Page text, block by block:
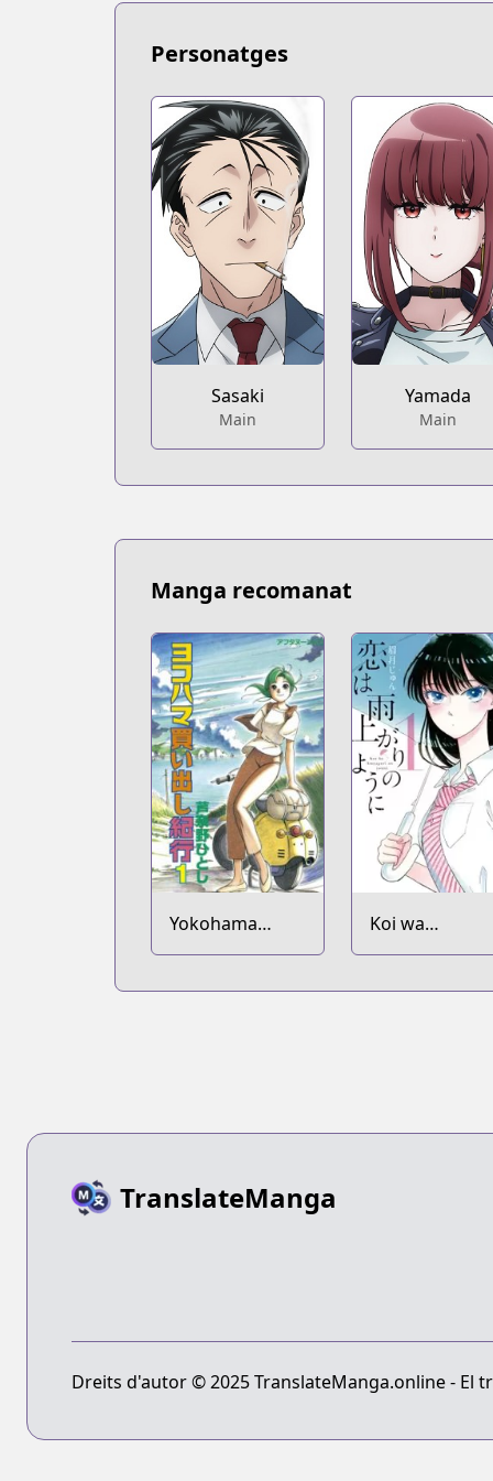
https://www.mangaupdates.com/
Book☆Walker
Official English
Official English
https://global.manga-up.com/manga/
Personatges
Sasaki
Main
Yamada
Main
Manga recomanat
Yokohama
Kaidashi Kikou
Koi wa
Ameagari no
TranslateManga
Dreits d'autor © 2025 TranslateManga.online - El